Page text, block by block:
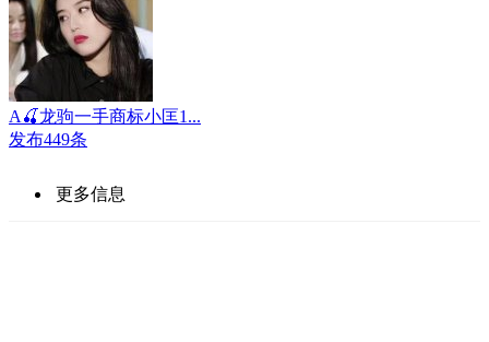
A🍒龙驹一手商标小匡1...
发布449条
更多信息